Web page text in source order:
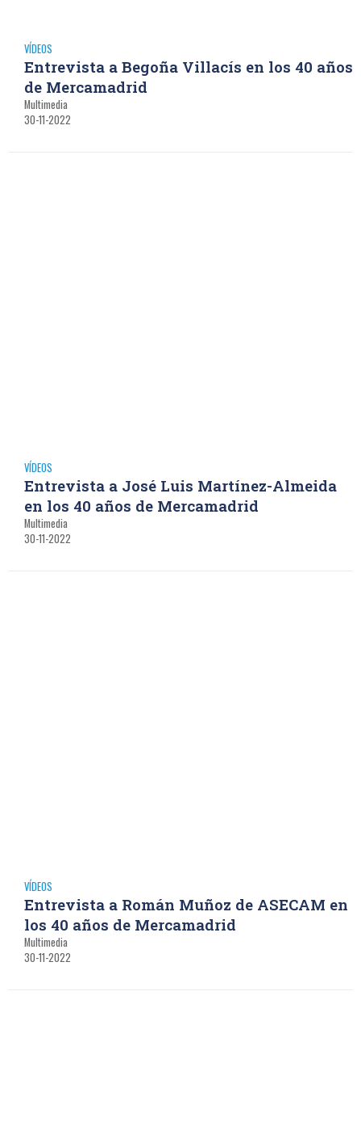
VÍDEOS
Entrevista a Begoña Villacís en los 40 años
de Mercamadrid
Multimedia
30-11-2022
VÍDEOS
Entrevista a José Luis Martínez-Almeida
en los 40 años de Mercamadrid
Multimedia
30-11-2022
VÍDEOS
Entrevista a Román Muñoz de ASECAM en
los 40 años de Mercamadrid
Multimedia
30-11-2022